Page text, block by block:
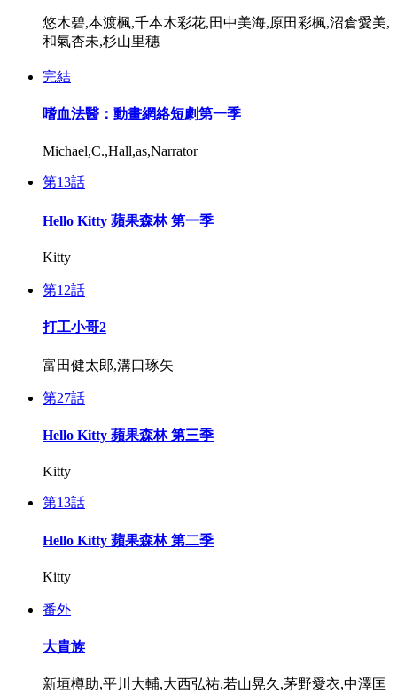
悠木碧,本渡楓,千本木彩花,田中美海,原田彩楓,沼倉愛美,
和氣杏未,杉山里穗
完結
嗜血法醫：動畫網絡短劇第一季
Michael,C.,Hall,as,Narrator
第13話
Hello Kitty 蘋果森林 第一季
Kitty
第12話
打工小哥2
富田健太郎,溝口琢矢
第27話
Hello Kitty 蘋果森林 第三季
Kitty
第13話
Hello Kitty 蘋果森林 第二季
Kitty
番外
大貴族
新垣樽助,平川大輔,大西弘祐,若山晃久,茅野愛衣,中澤匡